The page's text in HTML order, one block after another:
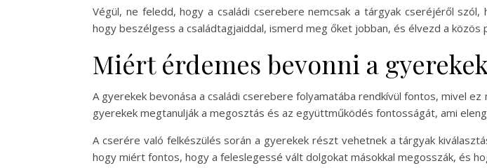
Végül, ne feledd, hogy a családi cserebere nemcsak a tárgyak cseréjéről
hogy beszélgess a családtagjaiddal, ismerd meg őket jobban, és élvezd a közös
Miért érdemes bevonni a
A gyerekek bevonása a családi cserebere folyamatába rendkívül fontos, mivel
gyerekek megtanulják a megosztás és az együttműködés fontosságát, ami
A cserére való felkészülés során a gyerekek részt vehetnek a tárgyak
hogy miért fontos, hogy a feleslegessé vált dolgokat másokkal megosszák, és